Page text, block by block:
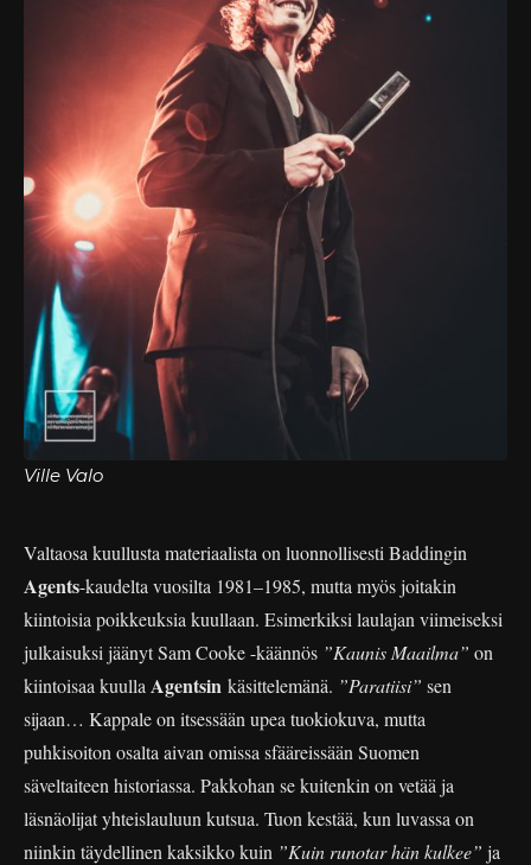
Ville Valo
Valtaosa kuullusta materiaalista on luonnollisesti Baddingin
Agents-kaudelta vuosilta 1981–1985, mutta myös joitakin
kiintoisia poikkeuksia kuullaan. Esimerkiksi laulajan viimeiseksi
julkaisuksi jäänyt Sam Cooke -käännös ”Kaunis Maailma” on
kiintoisaa kuulla Agentsin käsittelemänä. ”Paratiisi” sen
sijaan… Kappale on itsessään upea tuokiokuva, mutta
puhkisoiton osalta aivan omissa sfääreissään Suomen
säveltaiteen historiassa. Pakkohan se kuitenkin on vetää ja
läsnäolijat yhteislauluun kutsua. Tuon kestää, kun luvassa on
niinkin täydellinen kaksikko kuin ”Kuin runotar hän kulkee” ja